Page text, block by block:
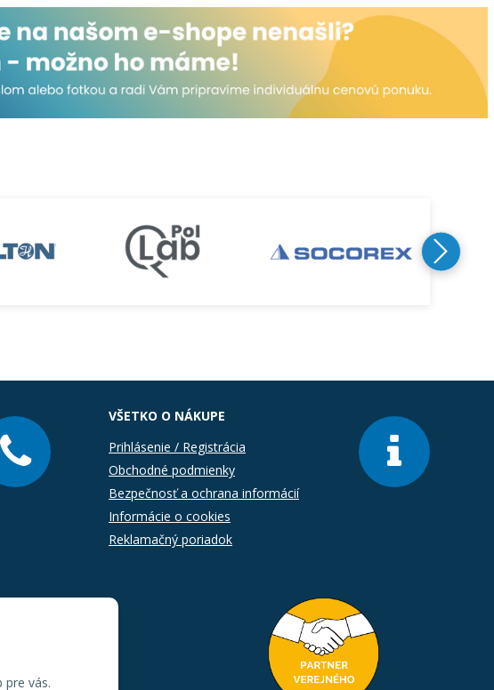
pre vás.
VŠETKO O NÁKUPE
Prihlásenie / Registrácia
Obchodné podmienky
Bezpečnosť a ochrana informácií
Informácie o cookies
Reklamačný poriadok